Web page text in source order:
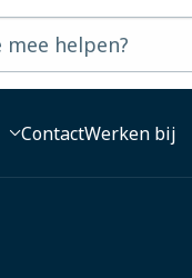
ContactWerken bij